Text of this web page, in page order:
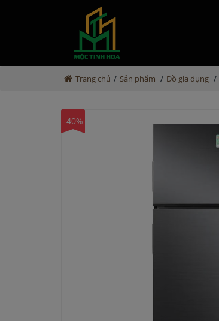
Trang chủ / Sản phẩm / Đồ gia dụng /
-40%